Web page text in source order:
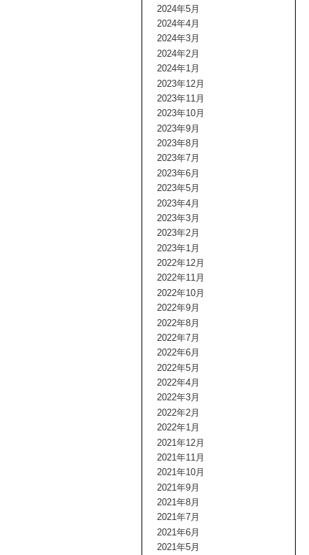
2024年5月
2024年4月
2024年3月
2024年2月
2024年1月
2023年12月
2023年11月
2023年10月
2023年9月
2023年8月
2023年7月
2023年6月
2023年5月
2023年4月
2023年3月
2023年2月
2023年1月
2022年12月
2022年11月
2022年10月
2022年9月
2022年8月
2022年7月
2022年6月
2022年5月
2022年4月
2022年3月
2022年2月
2022年1月
2021年12月
2021年11月
2021年10月
2021年9月
2021年8月
2021年7月
2021年6月
2021年5月